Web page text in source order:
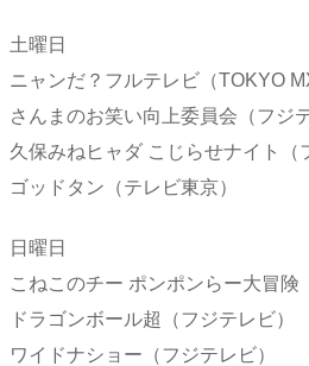
土曜日
ニャンだ？フルテレビ（TOKYO
さんまのお笑い向上委員会（フジ
久保みねヒャダ こじらせナイト（
ゴッドタン（テレビ東京）
日曜日
こねこのチー ポンポンらー大冒険
ドラゴンボール超（フジテレビ）
ワイドナショー（フジテレビ）